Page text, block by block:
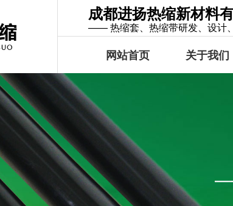
成都进扬热缩新材料
—— 热缩套、热缩带研发、设计
网站首页 关于我们